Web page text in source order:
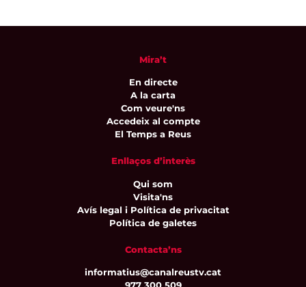
Mira’t
En directe
A la carta
Com veure'ns
Accedeix al compte
El Temps a Reus
Enllaços d’interès
Qui som
Visita'ns
Avís legal i Política de privacitat
Política de galetes
Contacta’ns
informatius@canalreustv.cat